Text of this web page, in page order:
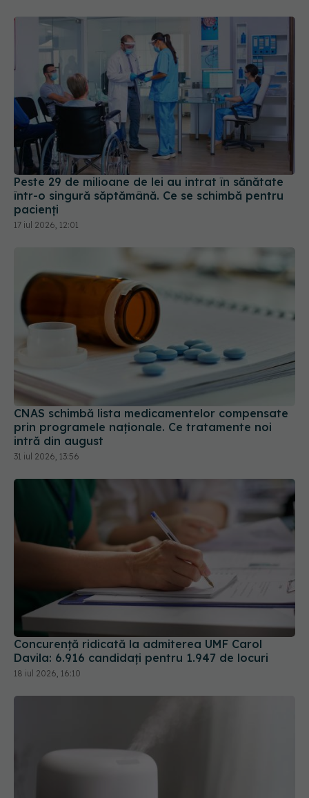
Peste 29 de milioane de lei au intrat în sănătate
într-o singură săptămână. Ce se schimbă pentru
pacienți
17 iul 2026, 12:01
CNAS schimbă lista medicamentelor compensate
prin programele naționale. Ce tratamente noi
intră din august
31 iul 2026, 13:56
Concurență ridicată la admiterea UMF Carol
Davila: 6.916 candidați pentru 1.947 de locuri
18 iul 2026, 16:10